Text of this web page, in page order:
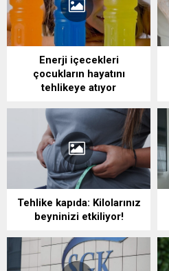
Enerji içecekleri
çocukların hayatını
tehlikeye atıyor
Tehlike kapıda: Kilolarınız
beyninizi etkiliyor!